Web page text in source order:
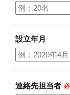
ク
設立年月
連絡先担当者